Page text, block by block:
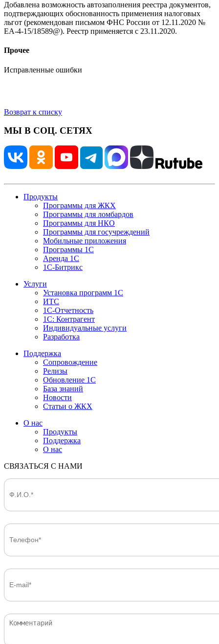
Добавлена возможность автозаполнения реестра документов,
подтверждающих обоснованность применения налоговых
льгот (рекомендован письмом ФНС России от 12.11.2020 №
ЕА-4-15/18589@). Реестр применяется с 23.11.2020.
Прочее
Исправленные ошибки
Возврат к списку
МЫ В СОЦ. СЕТЯХ
Продукты
Программы для ЖКХ
Программы для ломбардов
Программы для НКО
Программы для госучреждений
Мобильные приложения
Программы 1С
Аренда 1С
1С-Битрикс
Услуги
Установка программ 1С
ИТС
1С-Отчетность
1С: Контрагент
Индивидуальные услуги
Разработка
Поддержка
Сопровождение
Релизы
Обновление 1С
База знаний
Новости
Статьи о ЖКХ
О нас
Продукты
Поддержка
О нас
СВЯЗАТЬСЯ С НАМИ